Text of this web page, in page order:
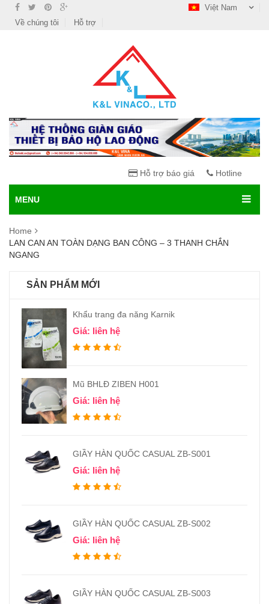
Việt Nam
Về chúng tôi
Hỗ trợ
Hỗ trợ báo giá Hotline
MENU
Home
LAN CAN AN TOÀN DẠNG BAN CÔNG – 3 THANH CHẮN
NGANG
SẢN PHẨM MỚI
Khẩu trang đa năng Karnik
Giá: liên hệ
Mũ BHLĐ ZIBEN H001
Giá: liên hệ
GIẦY HÀN QUỐC CASUAL ZB-S001
Giá: liên hệ
GIẦY HÀN QUỐC CASUAL ZB-S002
Giá: liên hệ
GIẦY HÀN QUỐC CASUAL ZB-S003